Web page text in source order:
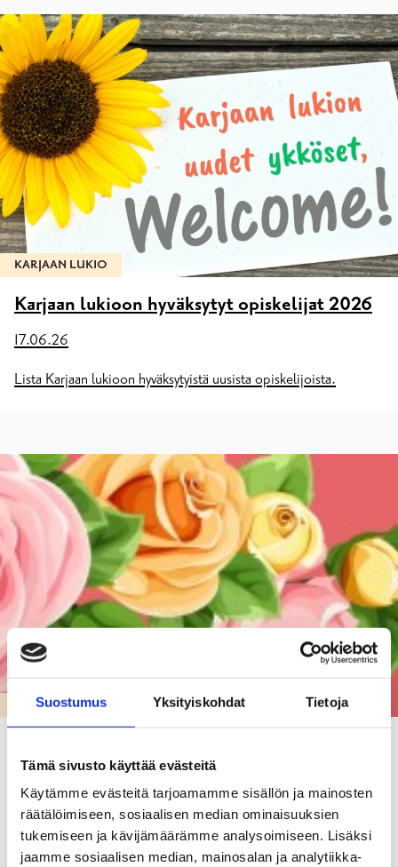
Suostumus Yksityiskohdat Tietoja
Tämä sivusto käyttää evästeitä
Käytämme evästeitä tarjoamamme sisällön ja mainosten
räätälöimiseen, sosiaalisen median ominaisuuksien
tukemiseen ja kävijämäärämme analysoimiseen. Lisäksi
jaamme sosiaalisen median, mainosalan ja analytiikka-
KARJAAN LUKIO
Karjaan lukioon hyväksytyt opiskelijat 2026
17.06.26
Lista Karjaan lukioon hyväksytyistä uusista opiskelijoista.
KARJAAN LUKIO
Karjaan lukion kevätjuhlassa lakitettiin 30 uutta ylioppilasta.
Ohjelmassa oli sen lisäksi musiikkiesityksiä, rehtorin katsaus
kuluneeseen lukuvuoteen ja puhe uusille ylioppilaille,